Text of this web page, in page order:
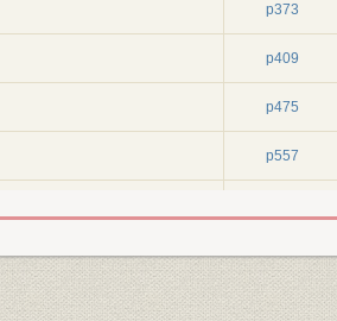
p373
p409
p475
p557
p737
p837